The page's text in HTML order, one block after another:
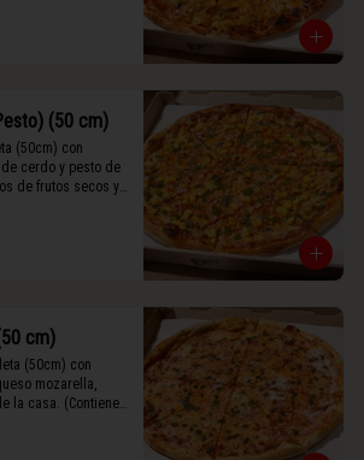
(50 cm)
(50cm) con
cerdo y pesto de
de frutos secos y
cm)
(50cm) con
mozarella,
la casa. (Contiene